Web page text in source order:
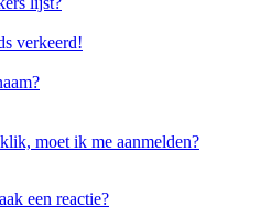
verkeerd!
moet ik me aanmelden?
een reactie?